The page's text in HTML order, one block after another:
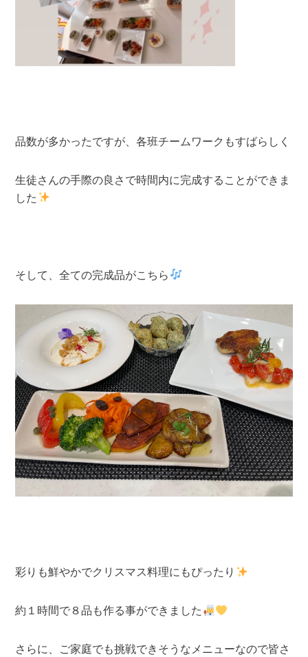
品数が多かったですが、各班チームワークもすばらしく
生徒さんの手際の良さで時間内に完成することができま
した
そして、全ての完成品がこちら
彩りも鮮やかでクリスマス料理にもぴったり
約１時間で８品も作る事ができました
さらに、ご家庭でも挑戦できそうなメニューなので皆さ